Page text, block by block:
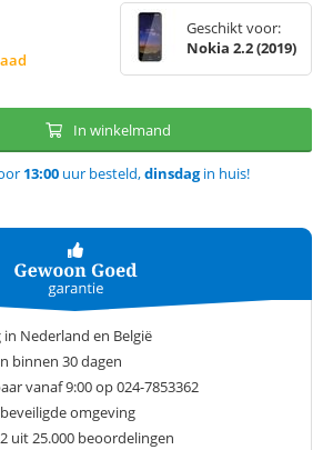
Geschikt voor:
Nokia 2.2 (2019)
In winkelmand
13:00 uur besteld,dinsdagin huis!
Nederland en België
binnen 30 dagen
vanaf 9:00 op 024-7853362
omgeving
uit 25.000 beoordelingen